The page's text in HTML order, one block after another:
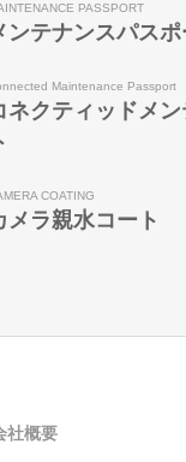
PASSPORT
ンテナンスパスポ
Maintenance Passport
ネクティッドメ
COATING
メラ親水コート
社概要